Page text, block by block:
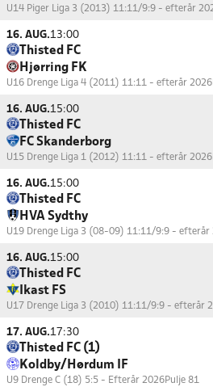
U14 Piger Liga 3 (2013) 11:11/9:9 - efterår
16. AUG.13:00
Thisted FC
Hjørring FK
U16 Drenge Liga 4 (2011) 11:11 - efterår 2026
16. AUG.15:00
Thisted FC
FC Skanderborg
U15 Drenge Liga 1 (2012) 11:11 - efterår 2026
16. AUG.15:00
Thisted FC
HVA Sydthy
U19 Drenge Liga 3 (08-09) 11:11/9:9 - efterår
16. AUG.15:00
Thisted FC
Ikast FS
U17 Drenge Liga 3 (2010) 11:11/9:9 - efterår
17. AUG.17:30
Thisted FC (1)
Koldby/Hørdum IF
U9 Drenge C (18) 5:5 - Efterår 2026Pulje 81